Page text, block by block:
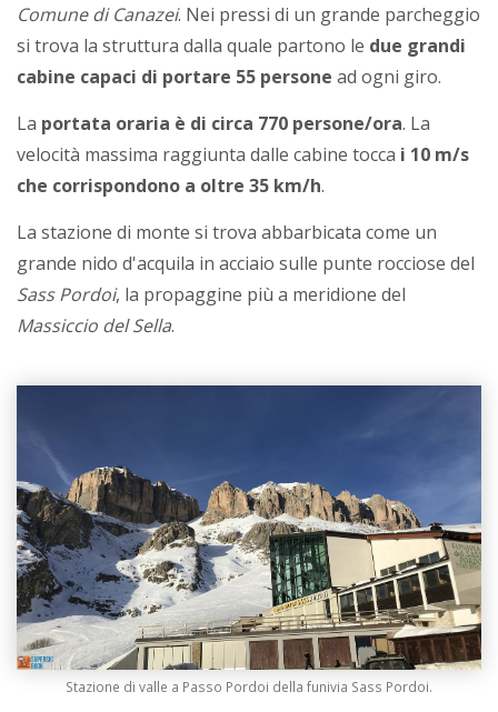
Comune di Canazei. Nei pressi di un grande parcheggio
si trova la struttura dalla quale partono le due grandi
cabine capaci di portare 55 persone ad ogni giro.
La portata oraria è di circa 770 persone/ora. La
velocità massima raggiunta dalle cabine tocca i 10 m/s
che corrispondono a oltre 35 km/h.
La stazione di monte si trova abbarbicata come un
grande nido d'acquila in acciaio sulle punte rocciose del
Sass Pordoi, la propaggine più a meridione del
Massiccio del Sella.
Stazione di valle a Passo Pordoi della funivia Sass Pordoi.